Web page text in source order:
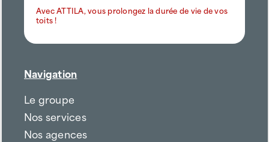
Avec ATTILA, vous prolongez la durée de vie de vos
toits !
Navigation
Le groupe
Nos services
Nos agences